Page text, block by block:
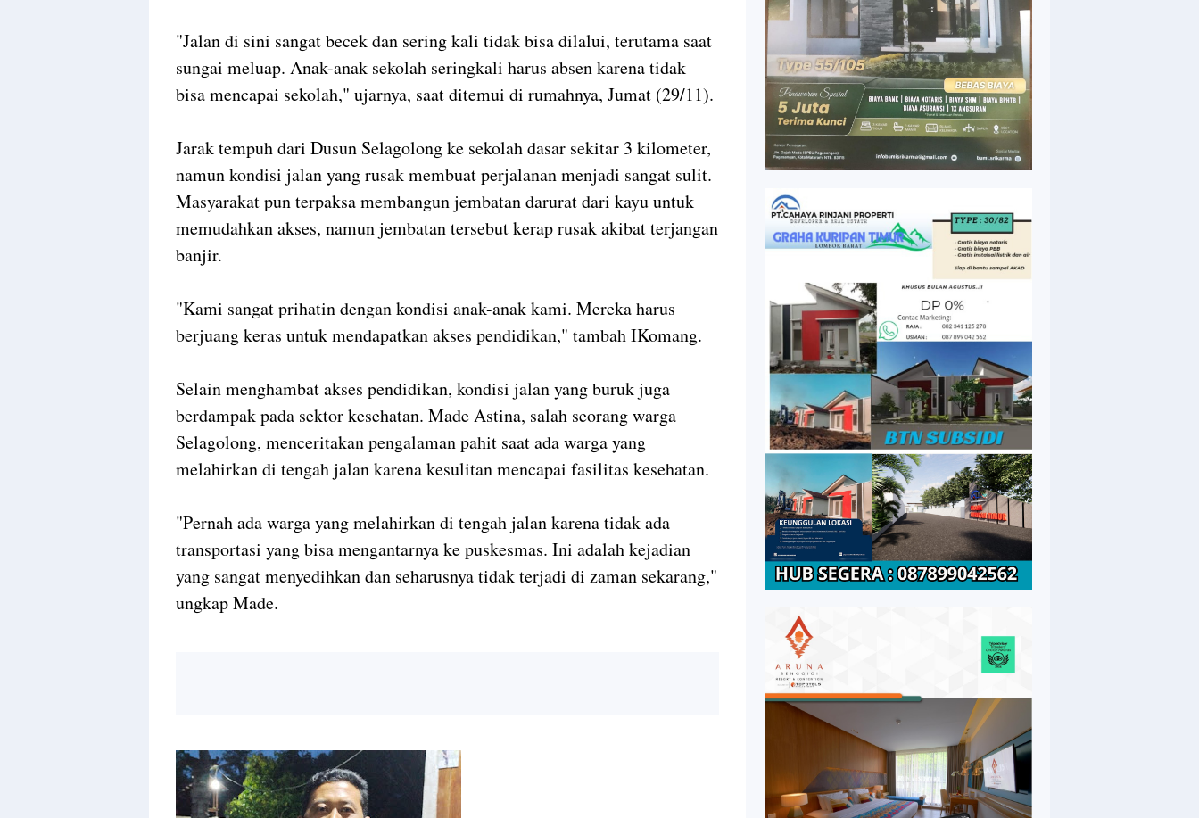
"Jalan di sini sangat becek dan sering kali tidak bisa dilalui, terutama saat
sungai meluap. Anak-anak sekolah seringkali harus absen karena tidak
bisa mencapai sekolah," ujarnya, saat ditemui di rumahnya, Jumat (29/11).
Jarak tempuh dari Dusun Selagolong ke sekolah dasar sekitar 3 kilometer,
namun kondisi jalan yang rusak membuat perjalanan menjadi sangat sulit.
Masyarakat pun terpaksa membangun jembatan darurat dari kayu untuk
memudahkan akses, namun jembatan tersebut kerap rusak akibat terjangan
banjir.
"Kami sangat prihatin dengan kondisi anak-anak kami. Mereka harus
berjuang keras untuk mendapatkan akses pendidikan," tambah IKomang.
Selain menghambat akses pendidikan, kondisi jalan yang buruk juga
berdampak pada sektor kesehatan. Made Astina, salah seorang warga
Selagolong, menceritakan pengalaman pahit saat ada warga yang
melahirkan di tengah jalan karena kesulitan mencapai fasilitas kesehatan.
"Pernah ada warga yang melahirkan di tengah jalan karena tidak ada
transportasi yang bisa mengantarnya ke puskesmas. Ini adalah kejadian
yang sangat menyedihkan dan seharusnya tidak terjadi di zaman sekarang,"
ungkap Made.